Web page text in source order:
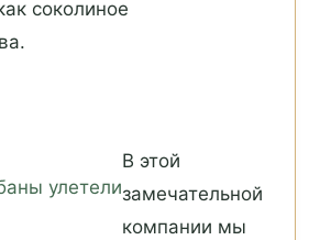
соколиное
В этой
замечательной
компании мы